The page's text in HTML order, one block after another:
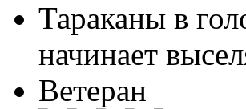
Тараканы в
начинает
Ветеран